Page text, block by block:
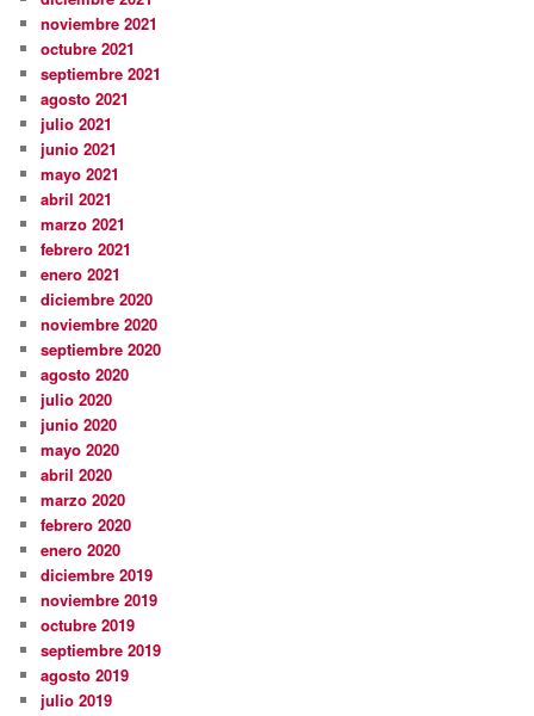
noviembre 2021
octubre 2021
septiembre 2021
agosto 2021
julio 2021
junio 2021
mayo 2021
abril 2021
marzo 2021
febrero 2021
enero 2021
diciembre 2020
noviembre 2020
septiembre 2020
agosto 2020
julio 2020
junio 2020
mayo 2020
abril 2020
marzo 2020
febrero 2020
enero 2020
diciembre 2019
noviembre 2019
octubre 2019
septiembre 2019
agosto 2019
julio 2019